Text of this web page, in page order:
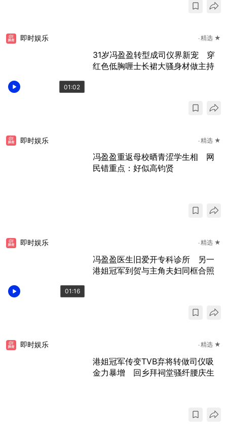
01:02
即时娱乐 精选 ★
31岁冯盈盈转型成司仪界新宠 穿
红色低胸喱士长裙大骚身材做主持
即时娱乐 精选 ★
冯盈盈重返母校晒青涩学生相 网
民错重点：好似高钧贤
01:16
即时娱乐 精选 ★
冯盈盈医生旧爱开专科诊所 另一
港姐冠军到贺与主角夫妇同框合照
即时娱乐 精选 ★
港姐冠军传变TVB弃将转做司仪吸
金力暴增 回乡拜祠堂骚纤腰庆生